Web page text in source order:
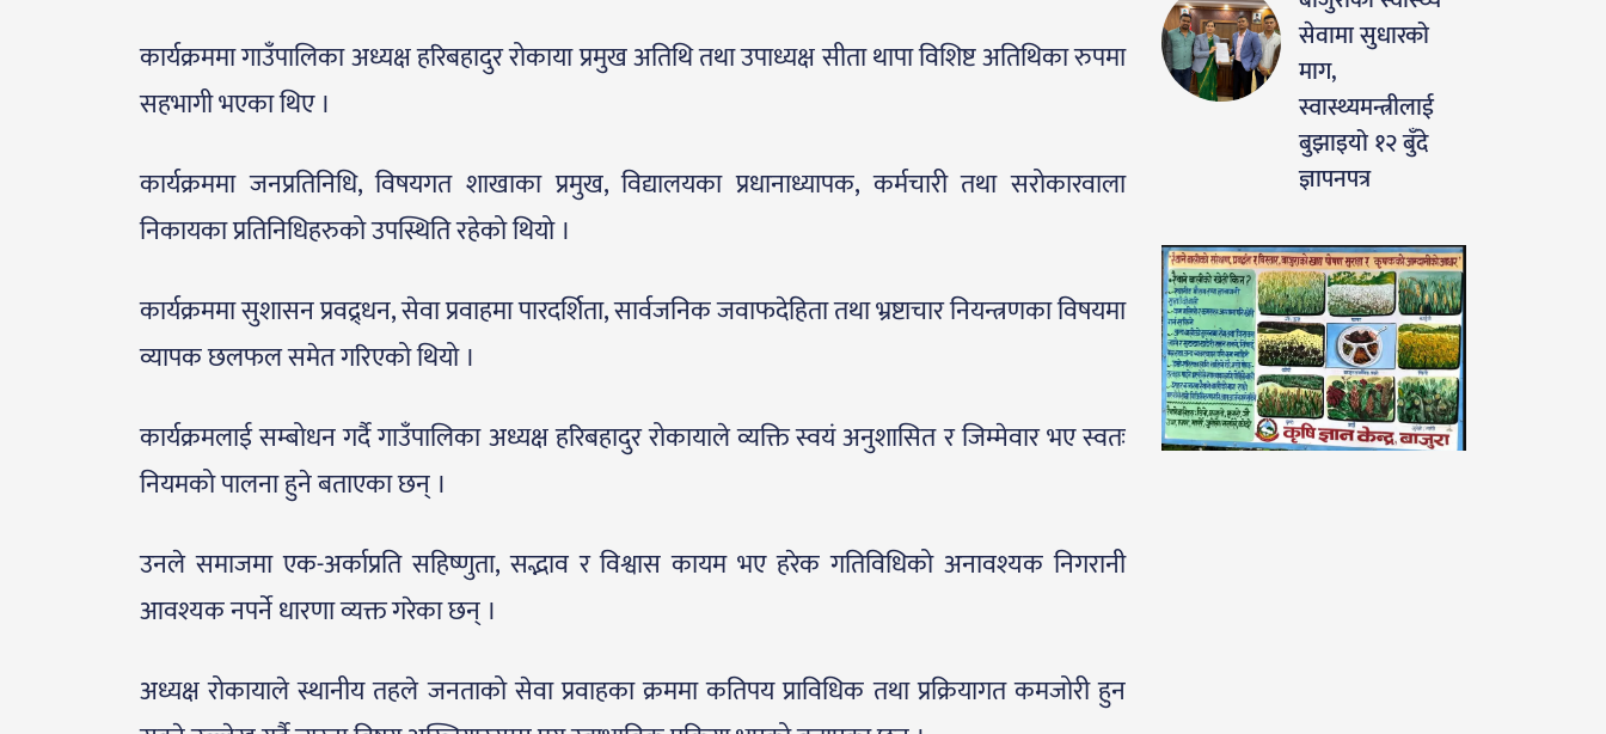
कार्यक्रममा गाउँपालिका अध्यक्ष हरिबहादुर रोकाया प्रमुख अतिथि तथा उपाध्यक्ष सीता थापा विशिष्ट अतिथिका रुपमा
सहभागी भएका थिए ।
कार्यक्रममा जनप्रतिनिधि, विषयगत शाखाका प्रमुख, विद्यालयका प्रधानाध्यापक, कर्मचारी तथा सरोकारवाला
निकायका प्रतिनिधिहरुको उपस्थिति रहेको थियो ।
कार्यक्रममा सुशासन प्रवद्र्धन, सेवा प्रवाहमा पारदर्शिता, सार्वजनिक जवाफदेहिता तथा भ्रष्टाचार नियन्त्रणका विषयमा
व्यापक छलफल समेत गरिएको थियो ।
कार्यक्रमलाई सम्बोधन गर्दै गाउँपालिका अध्यक्ष हरिबहादुर रोकायाले व्यक्ति स्वयं अनुशासित र जिम्मेवार भए स्वतः
नियमको पालना हुने बताएका छन् ।
उनले समाजमा एक-अर्काप्रति सहिष्णुता, सद्भाव र विश्वास कायम भए हरेक गतिविधिको अनावश्यक निगरानी
आवश्यक नपर्ने धारणा व्यक्त गरेका छन् ।
अध्यक्ष रोकायाले स्थानीय तहले जनताको सेवा प्रवाहका क्रममा कतिपय प्राविधिक तथा प्रक्रियागत कमजोरी हुन
सेवामा सुधारको
माग,
स्वास्थ्यमन्त्रीलाई
बुझाइयो १२ बुँदे
ज्ञापनपत्र